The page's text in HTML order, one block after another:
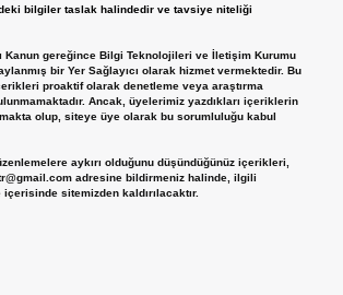
bilgiler taslak halindedir ve tavsiye niteliği
Kanun gereğince Bilgi Teknolojileri ve İletişim Kurumu
bir Yer Sağlayıcı olarak hizmet vermektedir. Bu
proaktif olarak denetleme veya araştırma
Ancak, üyelerimiz yazdıkları içeriklerin
olup, siteye üye olarak bu sorumluluğu kabul
aykırı olduğunu düşündüğünüz içerikleri,
adresine bildirmeniz halinde, ilgili
sitemizden kaldırılacaktır.